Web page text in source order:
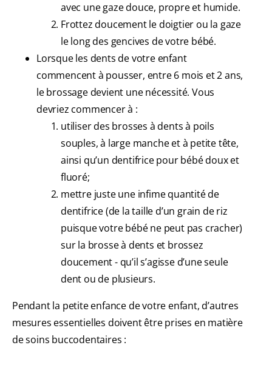
avec une gaze douce, propre et humide.
Frottez doucement le doigtier ou la gaze
le long des gencives de votre bébé.
Lorsque les dents de votre enfant
commencent à pousser, entre 6 mois et 2 ans,
le brossage devient une nécessité. Vous
devriez commencer à :
utiliser des brosses à dents à poils
souples, à large manche et à petite tête,
ainsi qu’un dentifrice pour bébé doux et
fluoré;
mettre juste une infime quantité de
dentifrice (de la taille d’un grain de riz
puisque votre bébé ne peut pas cracher)
sur la brosse à dents et brossez
doucement - qu’il s’agisse d’une seule
dent ou de plusieurs.
Pendant la petite enfance de votre enfant, d’autres
mesures essentielles doivent être prises en matière
de soins buccodentaires :